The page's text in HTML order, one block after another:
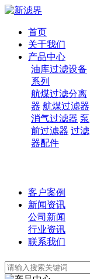
首页
关于我们
产品中心
油库过滤设备
系列
航煤过滤分离
器 航煤过滤器
消气过滤器 泵
前过滤器 过滤
器配件
客户案例
新闻资讯
公司新闻
行业资讯
联系我们